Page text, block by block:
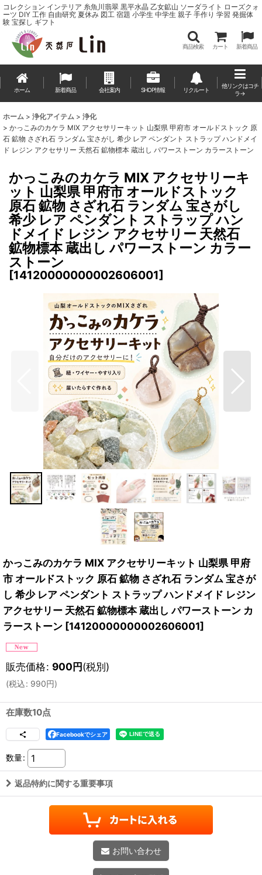
コレクション インテリア 糸魚川翡翠 黒平水晶 乙女鉱山 ソーダライト ローズクォ
ーツ DIY 工作 自由研究 夏休み 図工 宿題 小学生 中学生 親子 手作り 学習 発掘体
験 宝探し ギフト
商品検索 カート 新着商品
ホーム 新着商品 会社案内 SHOP情報 リクルート
他リンクはコチ
ラ→
ホーム > 浄化アイテム > 浄化
> かっこみのカケラ MIX アクセサリーキット 山梨県 甲府市 オールドストック 原
石 鉱物 さざれ石 ランダム 宝さがし 希少 レア ペンダント ストラップ ハンドメイ
ド レジン アクセサリー 天然石 鉱物標本 蔵出し パワーストーン カラーストーン
かっこみのカケラ MIX アクセサリーキ
ット 山梨県 甲府市 オールドストック
原石 鉱物 さざれ石 ランダム 宝さがし
希少 レア ペンダント ストラップ ハン
ドメイド レジン アクセサリー 天然石
鉱物標本 蔵出し パワーストーン カラー
ストーン
[14120000000002606001]
かっこみのカケラ MIX アクセサリーキット 山梨県 甲府
市 オールドストック 原石 鉱物 さざれ石 ランダム 宝さが
し 希少 レア ペンダント ストラップ ハンドメイド レジン
アクセサリー 天然石 鉱物標本 蔵出し パワーストーン カ
ラーストーン [14120000000002606001]
販売価格: 900円(税別)
(税込: 990円)
在庫数10点
Facebookでシェア
数量:
返品特約に関する重要事項
お問い合わせ